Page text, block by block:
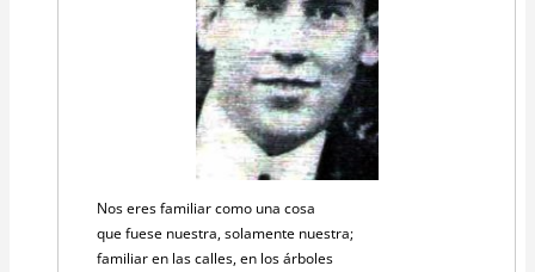
Nos eres familiar como una cosa
que fuese nuestra, solamente nuestra;
familiar en las calles, en los árboles